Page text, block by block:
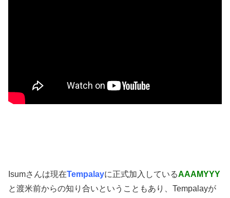
Isumさんは現在Tempalayに正式加入しているAAAMYYY
と渡米前からの知り合いということもあり、Tempalayが